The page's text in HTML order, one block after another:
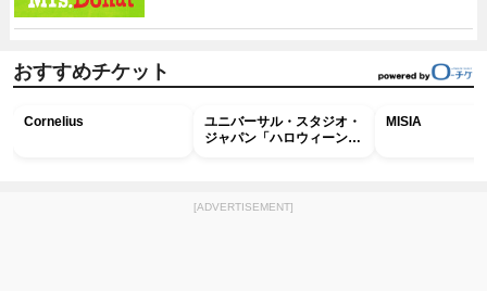
おすすめチケット
Cornelius
ユニバーサル・スタジオ・
ジャパン「ハロウィーン・
MISIA
[ADVERTISEMENT]